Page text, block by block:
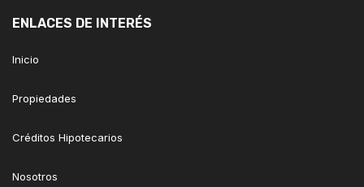
ENLACES DE INTERÉS
Inicio
Propiedades
Créditos Hipotecarios
Nosotros